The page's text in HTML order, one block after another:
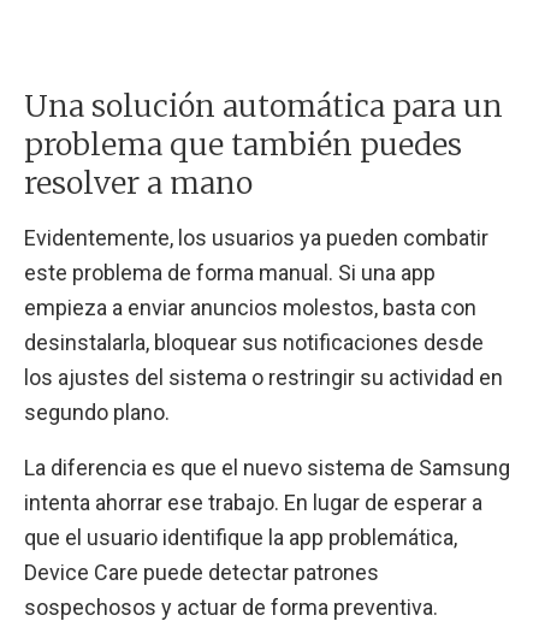
Una solución automática para un
problema que también puedes
resolver a mano
Evidentemente, los usuarios ya pueden combatir
este problema de forma manual. Si una app
empieza a enviar anuncios molestos, basta con
desinstalarla, bloquear sus notificaciones desde
los ajustes del sistema o restringir su actividad en
segundo plano.
La diferencia es que el nuevo sistema de Samsung
intenta ahorrar ese trabajo. En lugar de esperar a
que el usuario identifique la app problemática,
Device Care puede detectar patrones
sospechosos y actuar de forma preventiva.